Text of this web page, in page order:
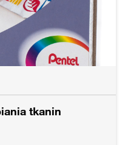
tkanin